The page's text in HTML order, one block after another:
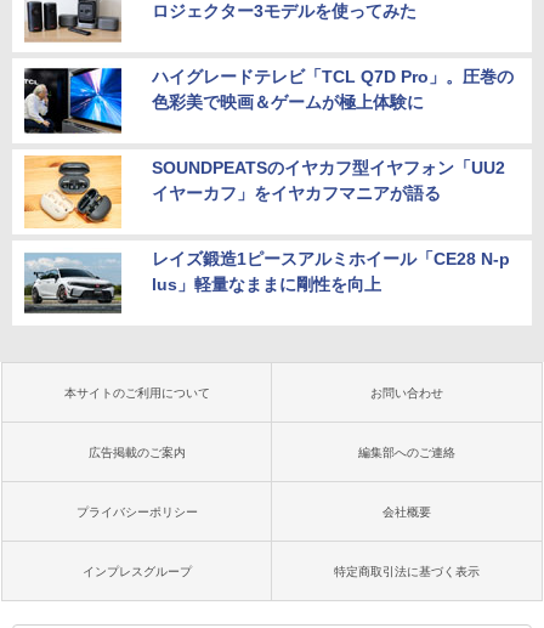
ロジェクター3モデルを使ってみた
ハイグレードテレビ「TCL Q7D Pro」。圧巻の
色彩美で映画＆ゲームが極上体験に
SOUNDPEATSのイヤカフ型イヤフォン「UU2
イヤーカフ」をイヤカフマニアが語る
レイズ鍛造1ピースアルミホイール「CE28 N-p
lus」軽量なままに剛性を向上
本サイトのご利用について お問い合わせ
広告掲載のご案内 編集部へのご連絡
プライバシーポリシー 会社概要
インプレスグループ 特定商取引法に基づく表示